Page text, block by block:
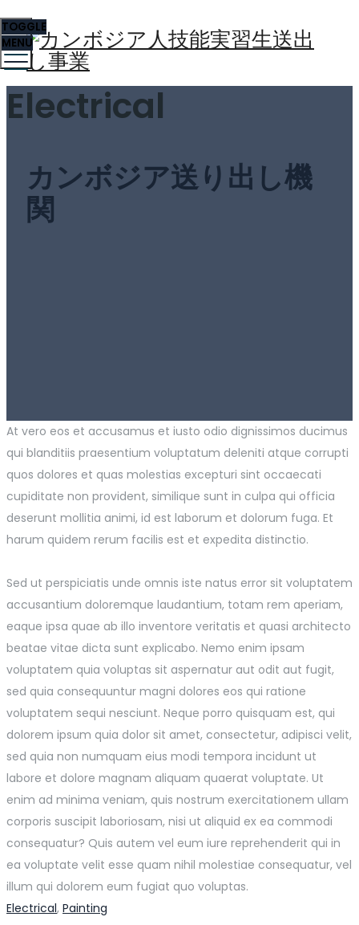
カンボジア送り出し機
関
TOGGLE
MENU
Electrical
At vero eos et accusamus et iusto odio dignissimos ducimus
qui blanditiis praesentium voluptatum deleniti atque corrupti
quos dolores et quas molestias excepturi sint occaecati
cupiditate non provident, similique sunt in culpa qui officia
deserunt mollitia animi, id est laborum et dolorum fuga. Et
harum quidem rerum facilis est et expedita distinctio.
Sed ut perspiciatis unde omnis iste natus error sit voluptatem
accusantium doloremque laudantium, totam rem aperiam,
eaque ipsa quae ab illo inventore veritatis et quasi architecto
beatae vitae dicta sunt explicabo. Nemo enim ipsam
voluptatem quia voluptas sit aspernatur aut odit aut fugit,
sed quia consequuntur magni dolores eos qui ratione
voluptatem sequi nesciunt. Neque porro quisquam est, qui
dolorem ipsum quia dolor sit amet, consectetur, adipisci velit,
sed quia non numquam eius modi tempora incidunt ut
labore et dolore magnam aliquam quaerat voluptate. Ut
enim ad minima veniam, quis nostrum exercitationem ullam
corporis suscipit laboriosam, nisi ut aliquid ex ea commodi
consequatur? Quis autem vel eum iure reprehenderit qui in
ea voluptate velit esse quam nihil molestiae consequatur, vel
illum qui dolorem eum fugiat quo voluptas.
Electrical, Painting